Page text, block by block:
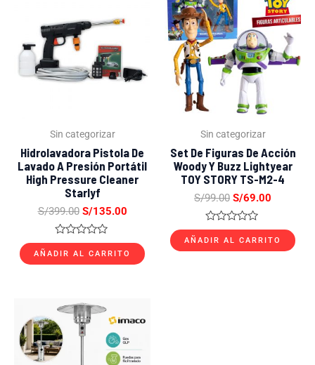
Sin categorizar
Hidrolavadora Pistola De
Lavado A Presión Portátil
High Pressure Cleaner
Starlyf
S/399.00
era:
S/399.00.
S/135.00
S/135.00.
Valorado
con
0
AÑADIR AL CARRITO
Sin categorizar
Set De Figuras De Acción
Woody Y Buzz Lightyear
TOY STORY TS-M2-4
S/99.00
original
era:
S/99.00.
S/69.00
actual
es:
S/69.00.
Valorado
con
0
AÑADIR AL CARRITO
El
precio
original
S/699.00.
precio
es:
S/599.00.